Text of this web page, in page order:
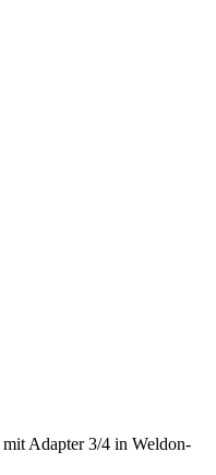
Adapter 3/4 in Weldon-